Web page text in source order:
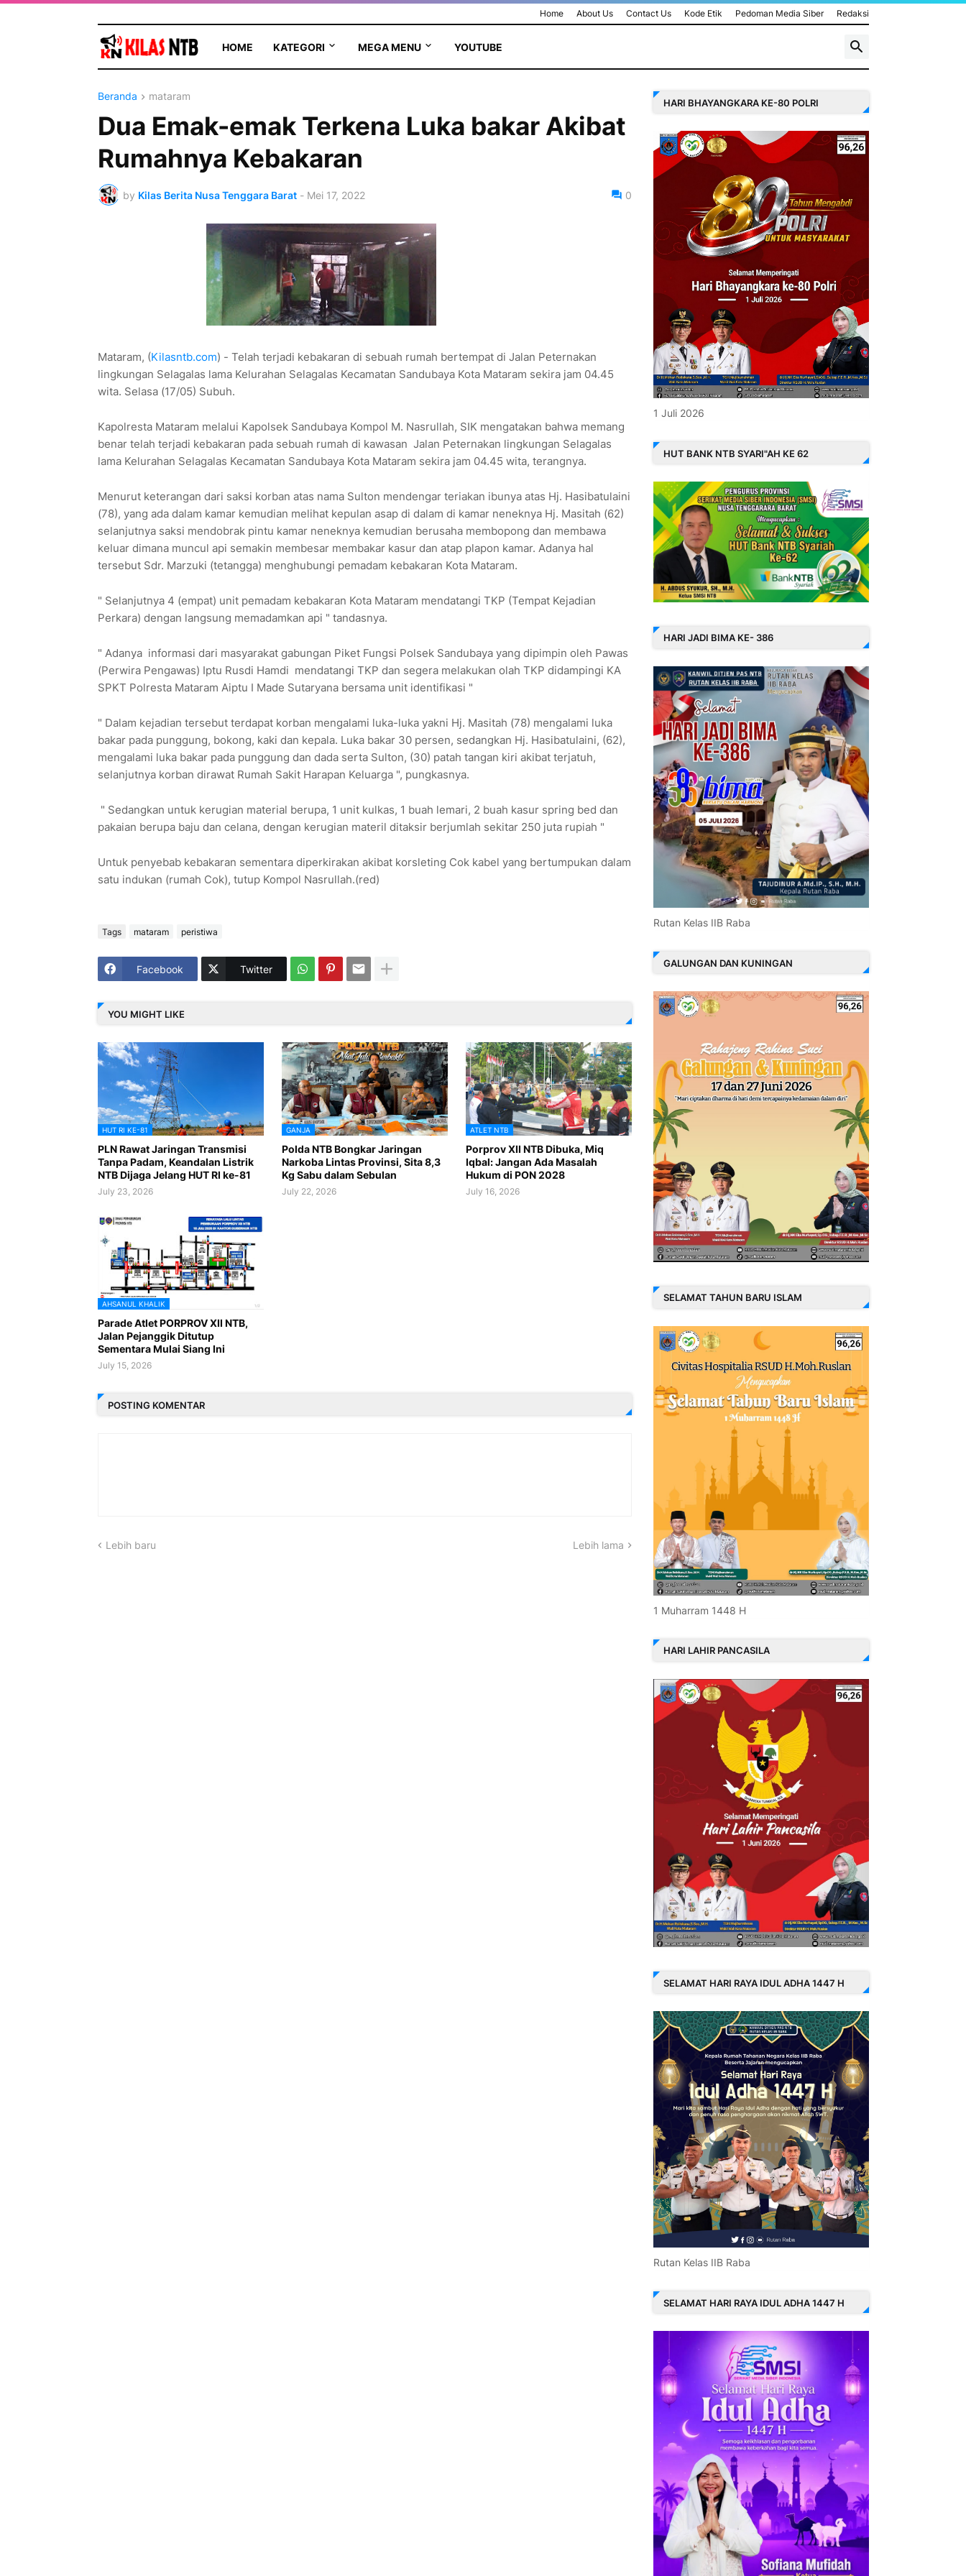
Home About Us Contact Us Kode Etik Pedoman Media Siber Redaksi
HOME KATEGORI MEGA MENU YOUTUBE
Beranda mataram
Dua Emak-emak Terkena Luka bakar Akibat
Rumahnya Kebakaran
by Kilas Berita Nusa Tenggara Barat - Mei 17, 2022 0
Mataram, (Kilasntb.com) - Telah terjadi kebakaran di sebuah rumah bertempat di Jalan Peternakan
lingkungan Selagalas lama Kelurahan Selagalas Kecamatan Sandubaya Kota Mataram sekira jam 04.45
wita. Selasa (17/05) Subuh.
Kapolresta Mataram melalui Kapolsek Sandubaya Kompol M. Nasrullah, SIK mengatakan bahwa memang
benar telah terjadi kebakaran pada sebuah rumah di kawasan Jalan Peternakan lingkungan Selagalas
lama Kelurahan Selagalas Kecamatan Sandubaya Kota Mataram sekira jam 04.45 wita, terangnya.
Menurut keterangan dari saksi korban atas nama Sulton mendengar teriakan ibunya atas Hj. Hasibatulaini
(78), yang ada dalam kamar kemudian melihat kepulan asap di dalam di kamar neneknya Hj. Masitah (62)
selanjutnya saksi mendobrak pintu kamar neneknya kemudian berusaha membopong dan membawa
keluar dimana muncul api semakin membesar membakar kasur dan atap plapon kamar. Adanya hal
tersebut Sdr. Marzuki (tetangga) menghubungi pemadam kebakaran Kota Mataram.
" Selanjutnya 4 (empat) unit pemadam kebakaran Kota Mataram mendatangi TKP (Tempat Kejadian
Perkara) dengan langsung memadamkan api " tandasnya.
" Adanya informasi dari masyarakat gabungan Piket Fungsi Polsek Sandubaya yang dipimpin oleh Pawas
(Perwira Pengawas) Iptu Rusdi Hamdi mendatangi TKP dan segera melakukan olah TKP didampingi KA
SPKT Polresta Mataram Aiptu I Made Sutaryana bersama unit identifikasi "
" Dalam kejadian tersebut terdapat korban mengalami luka-luka yakni Hj. Masitah (78) mengalami luka
bakar pada punggung, bokong, kaki dan kepala. Luka bakar 30 persen, sedangkan Hj. Hasibatulaini, (62),
mengalami luka bakar pada punggung dan dada serta Sulton, (30) patah tangan kiri akibat terjatuh,
selanjutnya korban dirawat Rumah Sakit Harapan Keluarga ", pungkasnya.
" Sedangkan untuk kerugian material berupa, 1 unit kulkas, 1 buah lemari, 2 buah kasur spring bed dan
pakaian berupa baju dan celana, dengan kerugian materil ditaksir berjumlah sekitar 250 juta rupiah "
Untuk penyebab kebakaran sementara diperkirakan akibat korsleting Cok kabel yang bertumpukan dalam
satu indukan (rumah Cok), tutup Kompol Nasrullah.(red)
Tags mataram peristiwa
Facebook Twitter
YOU MIGHT LIKE
HUT RI KE-81
PLN Rawat Jaringan Transmisi
Tanpa Padam, Keandalan Listrik
NTB Dijaga Jelang HUT RI ke-81
July 23, 2026
GANJA
Polda NTB Bongkar Jaringan
Narkoba Lintas Provinsi, Sita 8,3
Kg Sabu dalam Sebulan
July 22, 2026
ATLET NTB
Porprov XII NTB Dibuka, Miq
Iqbal: Jangan Ada Masalah
Hukum di PON 2028
July 16, 2026
AHSANUL KHALIK
Parade Atlet PORPROV XII NTB,
Jalan Pejanggik Ditutup
Sementara Mulai Siang Ini
July 15, 2026
POSTING KOMENTAR
Lebih baru Lebih lama
HARI BHAYANGKARA KE-80 POLRI
1 Juli 2026
HUT BANK NTB SYARI"AH KE 62
HARI JADI BIMA KE- 386
Rutan Kelas IIB Raba
GALUNGAN DAN KUNINGAN
SELAMAT TAHUN BARU ISLAM
1 Muharram 1448 H
HARI LAHIR PANCASILA
SELAMAT HARI RAYA IDUL ADHA 1447 H
Rutan Kelas IIB Raba
SELAMAT HARI RAYA IDUL ADHA 1447 H